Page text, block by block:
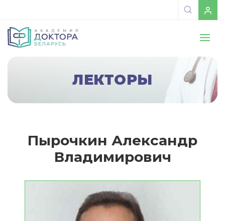
ЛЕКТОРЫ
Пырочкин Александр
Владимирович